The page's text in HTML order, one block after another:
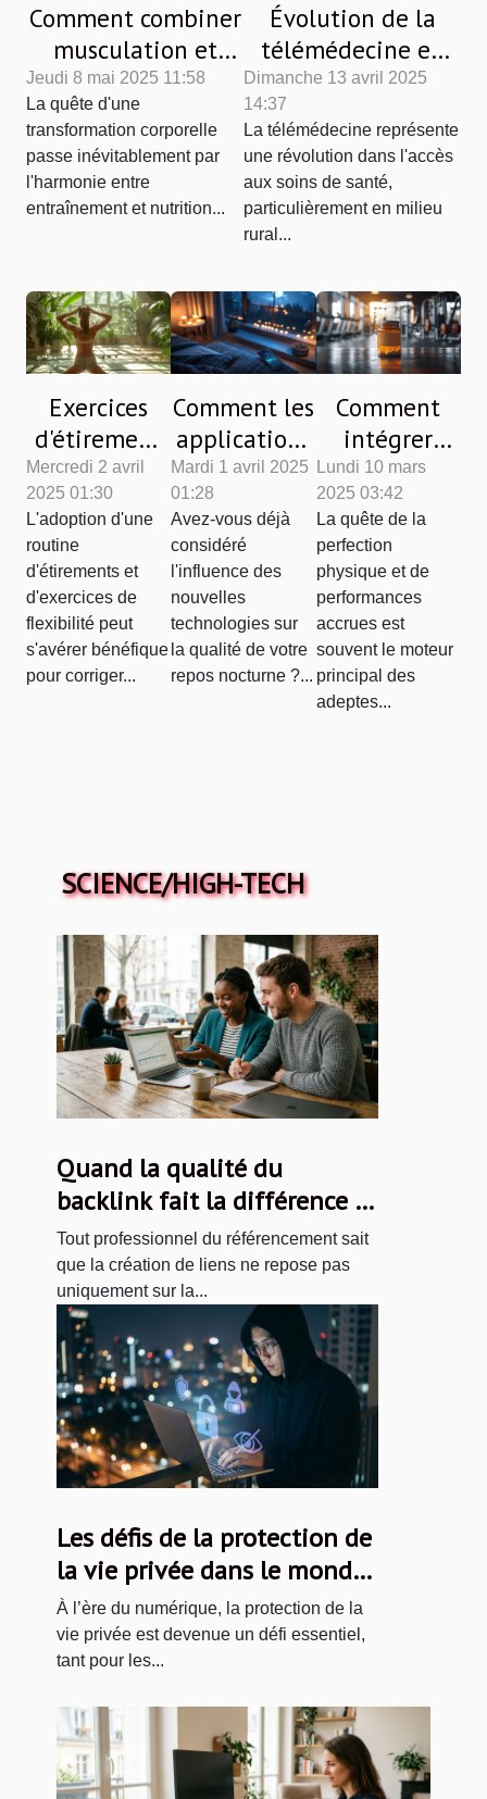
Comment combiner
musculation et
nutrition pour une
transformation
corporelle optimale
Jeudi 8 mai 2025 11:58
La quête d'une
transformation corporelle
passe inévitablement par
l'harmonie entre
entraînement et nutrition...
Évolution de la
télémédecine en
France avantages
et défis pour les
patients en milieu
rural
Dimanche 13 avril 2025
14:37
La télémédecine représente
une révolution dans l'accès
aux soins de santé,
particulièrement en milieu
rural...
Exercices
d'étirement
et de
flexibilité
pour une
meilleure
posture et
une
réduction
des maux de
Mercredi 2 avril
2025 01:30
L'adoption d'une
routine
d'étirements et
d'exercices de
flexibilité peut
s'avérer bénéfique
pour corriger...
Comment les
applications
de suivi de
sommeil
améliorent
réellement
votre repos
nocturne
Mardi 1 avril 2025
01:28
Avez-vous déjà
considéré
l'influence des
nouvelles
technologies sur
la qualité de votre
repos nocturne ?...
Comment
intégrer
efficacement
le collagène
dans une
routine de
culturisme
Lundi 10 mars
2025 03:42
La quête de la
perfection
physique et de
performances
accrues est
souvent le moteur
principal des
adeptes...
SCIENCE/HIGH-TECH
Quand la qualité du
backlink fait la différence :
retours d’expériences
concrètes
Tout professionnel du référencement sait
que la création de liens ne repose pas
uniquement sur la...
Les défis de la protection de
la vie privée dans le monde
du contenu numérique
À l’ère du numérique, la protection de la
vie privée est devenue un défi essentiel,
tant pour les...